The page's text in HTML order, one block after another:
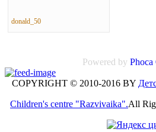
donald_50
Powered by
COPYRIGHT © 2010-2016 BY
Children's centre "Razvivaika".All